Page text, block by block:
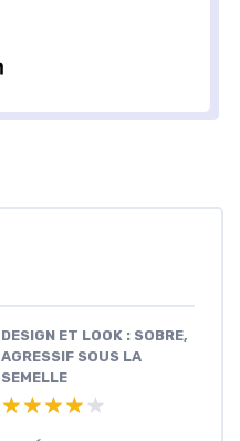
DESIGN ET LOOK : SOBRE,
AGRESSIF SOUS LA
SEMELLE
★★★★★
★★★★★